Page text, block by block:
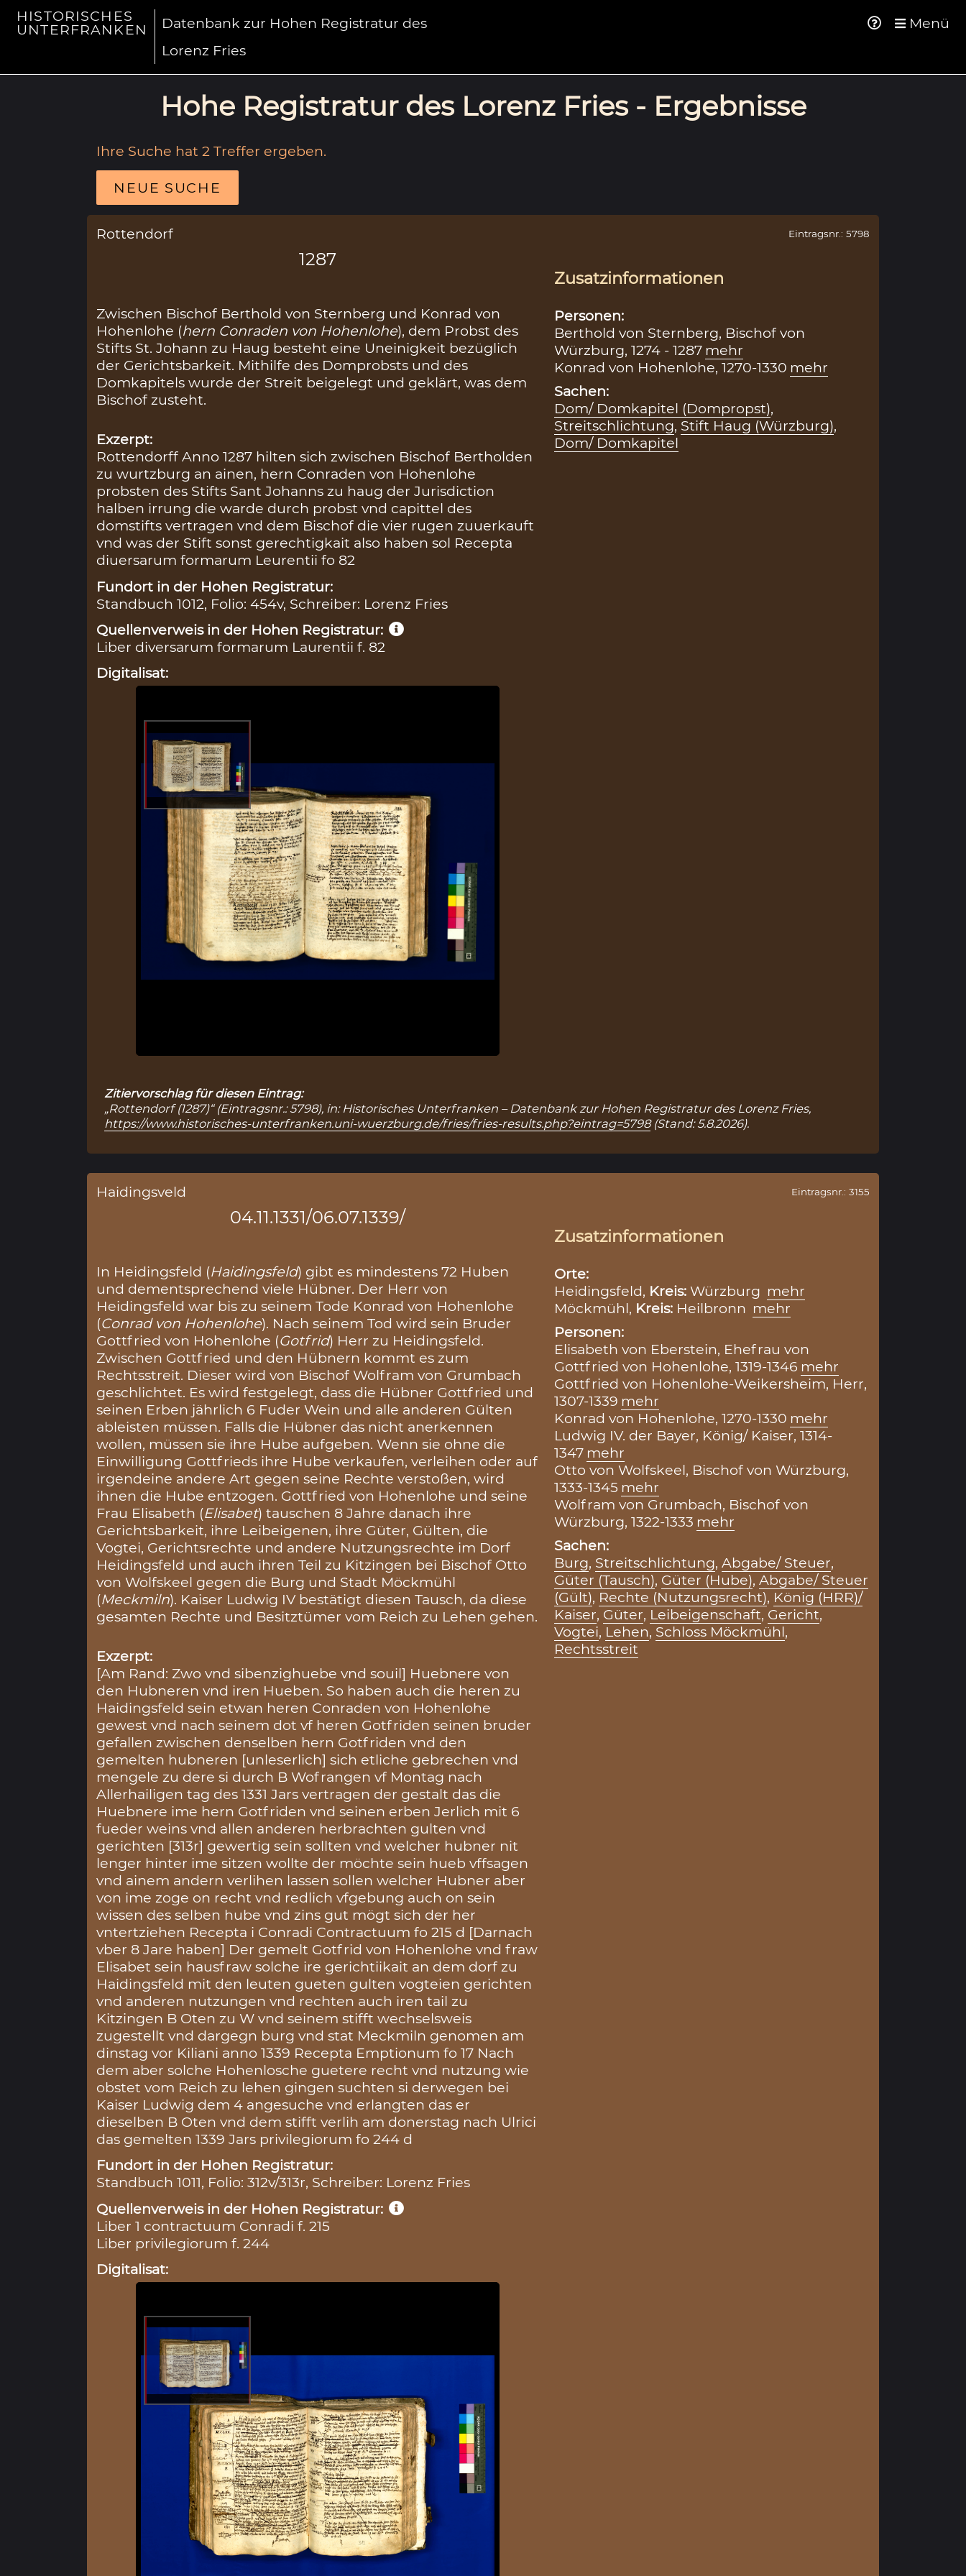
HISTORISCHES
UNTERFRANKEN
Datenbank zur Hohen Registratur des
Lorenz Fries
Menü
Hohe Registratur des Lorenz Fries - Ergebnisse
Ihre Suche hat 2 Treffer ergeben.
NEUE SUCHE
Rottendorf
1287
Zwischen Bischof Berthold von Sternberg und Konrad von
Hohenlohe (hern Conraden von Hohenlohe), dem Probst des
Stifts St. Johann zu Haug besteht eine Uneinigkeit bezüglich
der Gerichtsbarkeit. Mithilfe des Domprobsts und des
Domkapitels wurde der Streit beigelegt und geklärt, was dem
Bischof zusteht.
Exzerpt:
Rottendorff Anno 1287 hilten sich zwischen Bischof Bertholden
zu wurtzburg an ainen, hern Conraden von Hohenlohe
probsten des Stifts Sant Johanns zu haug der Jurisdiction
halben irrung die warde durch probst vnd capittel des
domstifts vertragen vnd dem Bischof die vier rugen zuuerkauft
vnd was der Stift sonst gerechtigkait also haben sol Recepta
diuersarum formarum Leurentii fo 82
Fundort in der Hohen Registratur:
Standbuch 1012, Folio: 454v, Schreiber: Lorenz Fries
Quellenverweis in der Hohen Registratur:
Liber diversarum formarum Laurentii f. 82
Digitalisat:
Eintragsnr.: 5798
Zusatzinformationen
Personen:
Berthold von Sternberg, Bischof von
Würzburg, 1274 - 1287 mehr
Konrad von Hohenlohe, 1270-1330 mehr
Sachen:
Dom/ Domkapitel (Dompropst),
Streitschlichtung, Stift Haug (Würzburg),
Dom/ Domkapitel
Zitiervorschlag für diesen Eintrag:
„Rottendorf (1287)“ (Eintragsnr.: 5798), in: Historisches Unterfranken – Datenbank zur Hohen Registratur des Lorenz Fries,
https://www.historisches-unterfranken.uni-wuerzburg.de/fries/fries-results.php?eintrag=5798(Stand: 5.8.2026).
Haidingsveld
04.11.1331/06.07.1339/
In Heidingsfeld (Haidingsfeld) gibt es mindestens 72 Huben
und dementsprechend viele Hübner. Der Herr von
Heidingsfeld war bis zu seinem Tode Konrad von Hohenlohe
(Conrad von Hohenlohe). Nach seinem Tod wird sein Bruder
Gottfried von Hohenlohe (Gotfrid) Herr zu Heidingsfeld.
Zwischen Gottfried und den Hübnern kommt es zum
Rechtsstreit. Dieser wird von Bischof Wolfram von Grumbach
geschlichtet. Es wird festgelegt, dass die Hübner Gottfried und
seinen Erben jährlich 6 Fuder Wein und alle anderen Gülten
ableisten müssen. Falls die Hübner das nicht anerkennen
wollen, müssen sie ihre Hube aufgeben. Wenn sie ohne die
Einwilligung Gottfrieds ihre Hube verkaufen, verleihen oder auf
irgendeine andere Art gegen seine Rechte verstoßen, wird
ihnen die Hube entzogen. Gottfried von Hohenlohe und seine
Frau Elisabeth (Elisabet) tauschen 8 Jahre danach ihre
Gerichtsbarkeit, ihre Leibeigenen, ihre Güter, Gülten, die
Vogtei, Gerichtsrechte und andere Nutzungsrechte im Dorf
Heidingsfeld und auch ihren Teil zu Kitzingen bei Bischof Otto
von Wolfskeel gegen die Burg und Stadt Möckmühl
(Meckmiln). Kaiser Ludwig IV bestätigt diesen Tausch, da diese
gesamten Rechte und Besitztümer vom Reich zu Lehen gehen.
Exzerpt:
[Am Rand: Zwo vnd sibenzighuebe vnd souil] Huebnere von
den Hubneren vnd iren Hueben. So haben auch die heren zu
Haidingsfeld sein etwan heren Conraden von Hohenlohe
gewest vnd nach seinem dot vf heren Gotfriden seinen bruder
gefallen zwischen denselben hern Gotfriden vnd den
gemelten hubneren [unleserlich] sich etliche gebrechen vnd
mengele zu dere si durch B Wofrangen vf Montag nach
Allerhailigen tag des 1331 Jars vertragen der gestalt das die
Huebnere ime hern Gotfriden vnd seinen erben Jerlich mit 6
fueder weins vnd allen anderen herbrachten gulten vnd
gerichten [313r] gewertig sein sollten vnd welcher hubner nit
lenger hinter ime sitzen wollte der möchte sein hueb vffsagen
vnd ainem andern verlihen lassen sollen welcher Hubner aber
von ime zoge on recht vnd redlich vfgebung auch on sein
wissen des selben hube vnd zins gut mögt sich der her
vntertziehen Recepta i Conradi Contractuum fo 215 d [Darnach
vber 8 Jare haben] Der gemelt Gotfrid von Hohenlohe vnd fraw
Elisabet sein hausfraw solche ire gerichtiikait an dem dorf zu
Haidingsfeld mit den leuten gueten gulten vogteien gerichten
vnd anderen nutzungen vnd rechten auch iren tail zu
Kitzingen B Oten zu W vnd seinem stifft wechselsweis
zugestellt vnd dargegn burg vnd stat Meckmiln genomen am
dinstag vor Kiliani anno 1339 Recepta Emptionum fo 17 Nach
dem aber solche Hohenlosche guetere recht vnd nutzung wie
obstet vom Reich zu lehen gingen suchten si derwegen bei
Kaiser Ludwig dem 4 angesuche vnd erlangten das er
dieselben B Oten vnd dem stifft verlih am donerstag nach Ulrici
das gemelten 1339 Jars privilegiorum fo 244 d
Fundort in der Hohen Registratur:
Standbuch 1011, Folio: 312v/313r, Schreiber: Lorenz Fries
Quellenverweis in der Hohen Registratur:
Liber 1 contractuum Conradi f. 215
Liber privilegiorum f. 244
Digitalisat:
Eintragsnr.: 3155
Zusatzinformationen
Orte:
Heidingsfeld, Kreis: Würzburg mehr
Möckmühl, Kreis: Heilbronn mehr
Personen:
Elisabeth von Eberstein, Ehefrau von
Gottfried von Hohenlohe, 1319-1346 mehr
Gottfried von Hohenlohe-Weikersheim, Herr,
1307-1339 mehr
Konrad von Hohenlohe, 1270-1330 mehr
Ludwig IV. der Bayer, König/ Kaiser, 1314-
1347 mehr
Otto von Wolfskeel, Bischof von Würzburg,
1333-1345 mehr
Wolfram von Grumbach, Bischof von
Würzburg, 1322-1333 mehr
Sachen:
Burg, Streitschlichtung, Abgabe/ Steuer,
Güter (Tausch), Güter (Hube), Abgabe/ Steuer
(Gült), Rechte (Nutzungsrecht), König (HRR)/
Kaiser, Güter, Leibeigenschaft, Gericht,
Vogtei, Lehen, Schloss Möckmühl,
Rechtsstreit